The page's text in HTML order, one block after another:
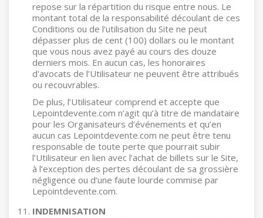
repose sur la répartition du risque entre nous. Le
montant total de la responsabilité découlant de ces
Conditions ou de l'utilisation du Site ne peut
dépasser plus de cent (100) dollars ou le montant
que vous nous avez payé au cours des douze
derniers mois. En aucun cas, les honoraires
d'avocats de l’Utilisateur ne peuvent être attribués
ou recouvrables.
De plus, l’Utilisateur comprend et accepte que
Lepointdevente.com n’agit qu’à titre de mandataire
pour les Organisateurs d’événements et qu’en
aucun cas Lepointdevente.com ne peut être tenu
responsable de toute perte que pourrait subir
l’Utilisateur en lien avec l’achat de billets sur le Site,
à l’exception des pertes découlant de sa grossière
négligence ou d’une faute lourde commise par
Lepointdevente.com.
INDEMNISATION